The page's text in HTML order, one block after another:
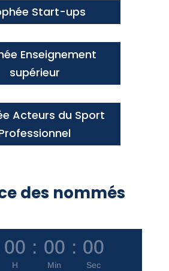
Start-ups
Enseignement
supérieur
Acteurs du Sport
des nommés
00
H
: 00
Min
: 00
Sec